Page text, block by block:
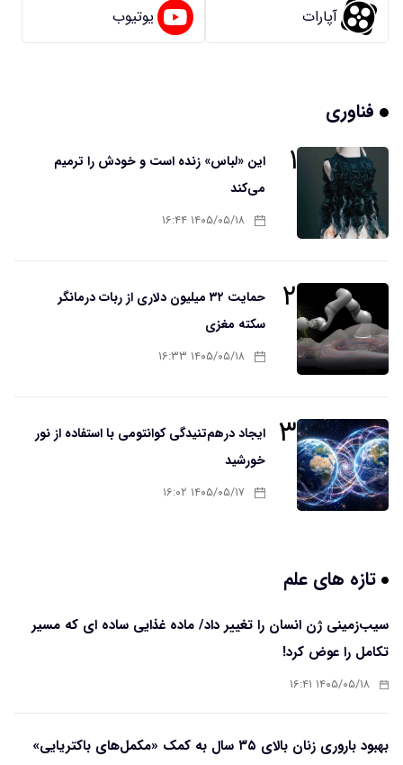
آپارات یوتیوب
فناوری
۱
این «لباس» زنده است و خودش را ترمیم
می‌کند
۱۴۰۵/۰۵/۱۸ ۱۶:۴۴
۲
حمایت ۳۲ میلیون دلاری از ربات درمانگر
سکته مغزی
۱۴۰۵/۰۵/۱۸ ۱۶:۳۳
۳
ایجاد درهم‌تنیدگی کوانتومی با استفاده از نور
خورشید
۱۴۰۵/۰۵/۱۷ ۱۶:۰۲
تازه های علم
سیب‌زمینی ژن انسان را تغییر داد/ ماده غذایی ساده ای که مسیر
تکامل را عوض کرد!
۱۴۰۵/۰۵/۱۸ ۱۶:۴۱
بهبود باروری زنان بالای ۳۵ سال به کمک «مکمل‌های باکتریایی»